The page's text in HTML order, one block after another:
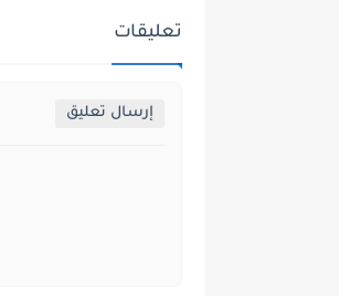
تعليقات
إرسال تعليق